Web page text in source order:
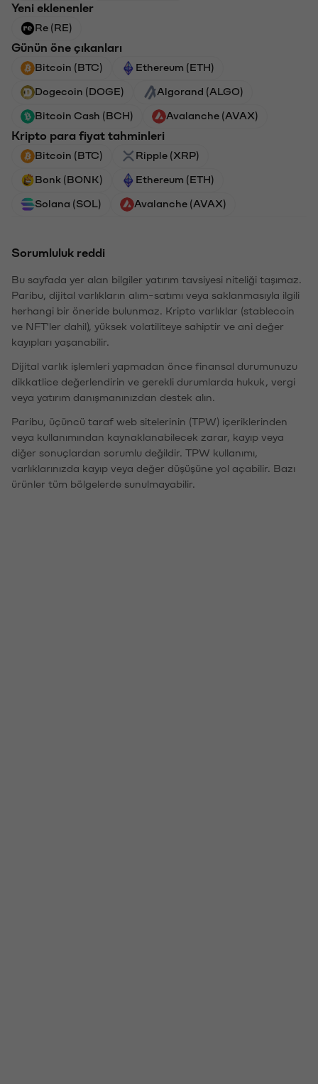
Yeni eklenenler
Re (RE)
Günün öne çıkanları
Bitcoin (BTC) Ethereum (ETH)
Dogecoin (DOGE) Algorand (ALGO)
Bitcoin Cash (BCH) Avalanche (AVAX)
Kripto para fiyat tahminleri
Bitcoin (BTC) Ripple (XRP)
Bonk (BONK) Ethereum (ETH)
Solana (SOL) Avalanche (AVAX)
Sorumluluk reddi
Bu sayfada yer alan bilgiler yatırım tavsiyesi niteliği taşımaz.
Paribu, dijital varlıkların alım-satımı veya saklanmasıyla ilgili
herhangi bir öneride bulunmaz. Kripto varlıklar (stablecoin
ve NFT'ler dahil), yüksek volatiliteye sahiptir ve ani değer
kayıpları yaşanabilir.
Dijital varlık işlemleri yapmadan önce finansal durumunuzu
dikkatlice değerlendirin ve gerekli durumlarda hukuk, vergi
veya yatırım danışmanınızdan destek alın.
Paribu, üçüncü taraf web sitelerinin (TPW) içeriklerinden
veya kullanımından kaynaklanabilecek zarar, kayıp veya
diğer sonuçlardan sorumlu değildir. TPW kullanımı,
varlıklarınızda kayıp veya değer düşüşüne yol açabilir. Bazı
ürünler tüm bölgelerde sunulmayabilir.